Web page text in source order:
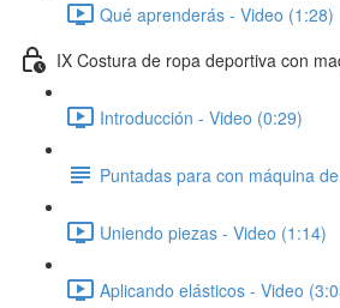
Qué aprenderás - Video (1:28)
IX Costura de ropa deportiva con
Introducción - Video (0:29)
Puntadas para con máquina
Uniendo piezas - Video (1:14)
Aplicando elásticos - Video